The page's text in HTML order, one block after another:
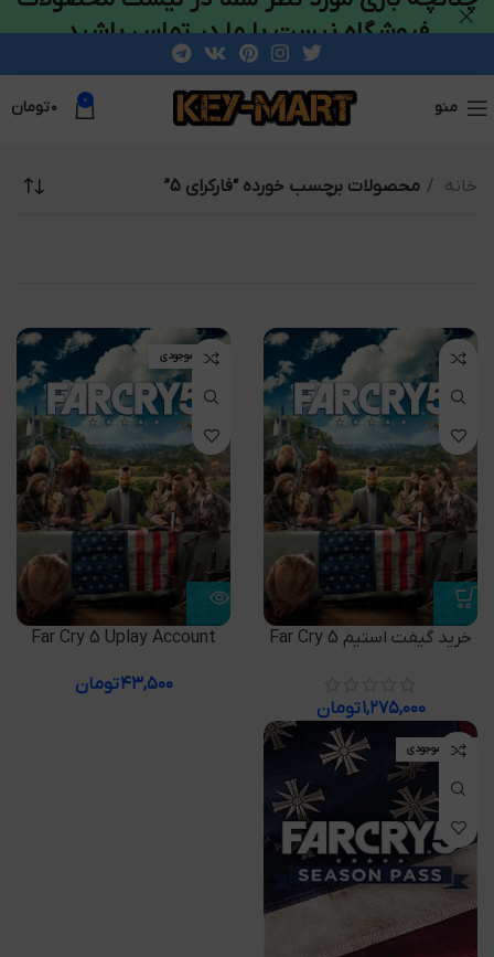
منو 0 ۰تومان
خانه محصولات برچسب خورده “فارکرای 5”
خرید گیفت استیم Far Cry 5
۱,۲۷۵,۰۰۰تومان
اتمام موجودی
Far Cry 5 Uplay Account
۴۳,۵۰۰تومان
اتمام موجودی
فروشگاه نیست با ما در تماس باشید